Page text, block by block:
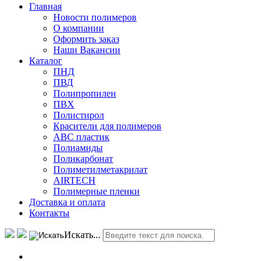
Главная
Новости полимеров
О компании
Оформить заказ
Наши Вакансии
Каталог
ПНД
ПВД
Полипропилен
ПВХ
Полистирол
Красители для полимеров
АВС пластик
Полиамиды
Поликарбонат
Полиметилметакрилат
AIRTECH
Полимерные пленки
Доставка и оплата
Контакты
Искать...